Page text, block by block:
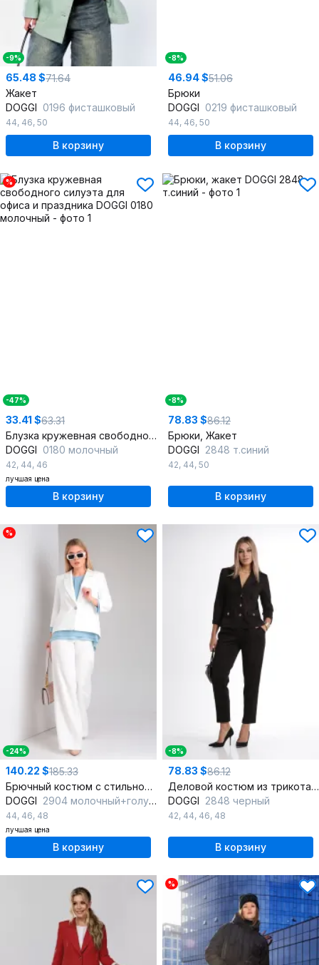
-9%
65.48 $71.64
Жакет
DOGGI 0196 фисташковый
44, 46, 50
В корзину
-8%
46.94 $51.06
Брюки
DOGGI 0219 фисташковый
44, 46, 50
В корзину
%
-47%
33.41 $63.31
Блузка кружевная свободного силуэта для офиса и праздника
DOGGI 0180 молочный
42, 44, 46
лучшая цена
В корзину
-8%
78.83 $86.12
Брюки, Жакет
DOGGI 2848 т.синий
42, 44, 50
В корзину
%
-24%
140.22 $185.33
Брючный костюм с стильной спинкой и шифоновой блузкой
DOGGI 2904 молочный+голубой
44, 46, 48
лучшая цена
В корзину
-8%
78.83 $86.12
Деловой костюм из трикотажа с брюками и жакетом
DOGGI 2848 черный
42, 44, 46, 48
В корзину
%